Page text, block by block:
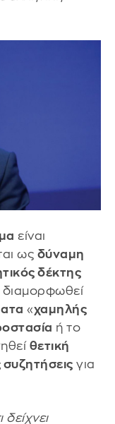
είναι
ως δύναμη
δέκτης
διαμορφωθεί
«χαμηλής
ή το
θετική
για